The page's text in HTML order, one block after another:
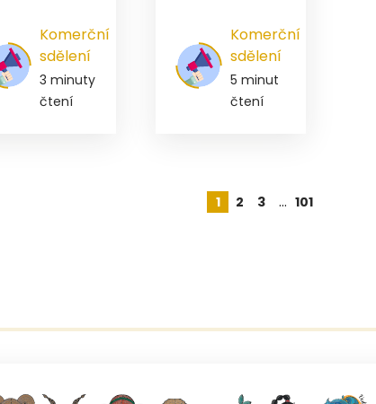
Komerční
sdělení
3 minuty
čtení
Komerční
sdělení
5 minut
čtení
1 2 3 … 101